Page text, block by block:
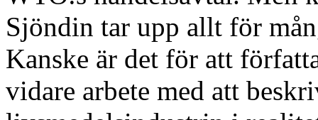
Sjöndin tar upp allt för
Kanske är det för att
vidare arbete med att